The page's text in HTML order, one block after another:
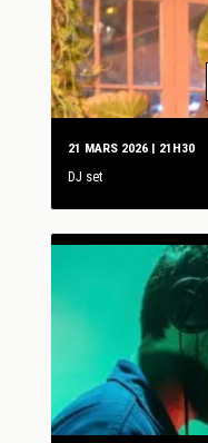
21 MARS 2026 | 21H30
DJ set